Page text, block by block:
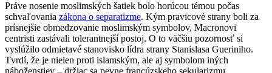
Práve nosenie moslimských šatiek bolo horúcou témou počas
schvaľovania zákona o separatizme. Kým pravicové strany boli za
prísnejšie obmedzovanie moslimským symbolov, Macronovi
centristi zastávali tolerantnejší postoj. O to väčšiu pozornosť si
vyslúžilo odmietavé stanovisko lídra strany Stanislasa Gueriniho.
Tvrdí, že je nielen proti islamským, ale aj symbolom iných